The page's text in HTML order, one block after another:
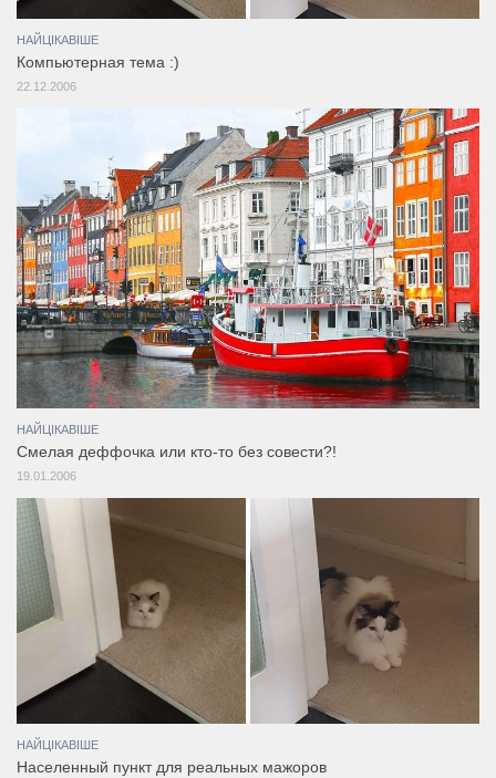
НАЙЦІКАВІШЕ
Компьютерная тема :)
22.12.2006
НАЙЦІКАВІШЕ
Смелая деффочка или кто-то без совести?!
19.01.2006
НАЙЦІКАВІШЕ
Населенный пункт для реальных мажоров